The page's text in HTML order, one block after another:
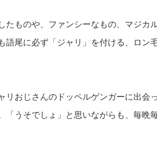
たものや、ファンシーなもの、マジカ
語尾に必ず「ジャリ」を付ける、ロ
リおじさんのドッペルゲンガーに出
「うそでしょ」と思いながらも、毎